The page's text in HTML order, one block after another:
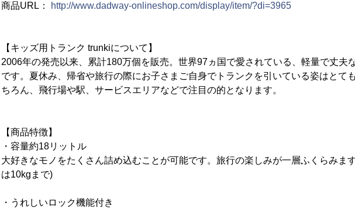
商品URL： http://www.dadway-onlineshop.com/display/item/?di=3965
【キッズ用トランク trunkiについて】
2006年の発売以来、累計180万個を販売。世界97ヵ国で愛されている、軽量で丈夫
です。夏休み、帰省や旅行の際にお子さまご自身でトランクを引いている姿はとて
ちろん、飛行場や駅、サービスエリアなどで注目の的となります。
【商品特徴】
・容量約18リットル
大好きなモノをたくさん詰め込むことが可能です。旅行の楽しみが一層ふくらみま
は10kgまで)
・うれしいロック機能付き